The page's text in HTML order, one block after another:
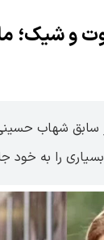
و
سابق شهاب
را به خود